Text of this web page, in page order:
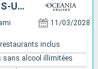
MEXIQUE, HONDURAS, BELIZE, ÉTATS-UNIS
11/03/2028
inclus
sans alcool illimitées